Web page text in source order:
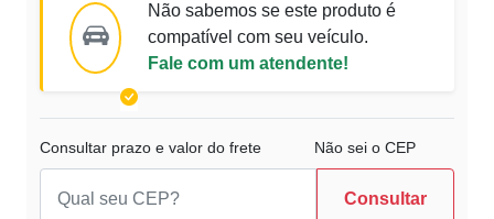
Não sabemos se este produto é
compatível com seu veículo.
Fale com um atendente!
Consultar prazo e valor do frete Não sei o CEP
Consultar